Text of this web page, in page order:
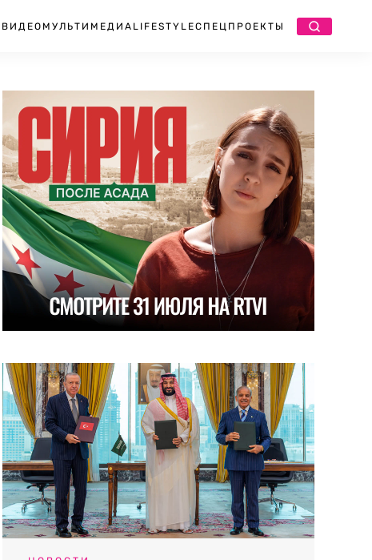
ВИДЕО МУЛЬТИМЕДИА LIFESTYLEСПЕЦПРОЕКТЫ